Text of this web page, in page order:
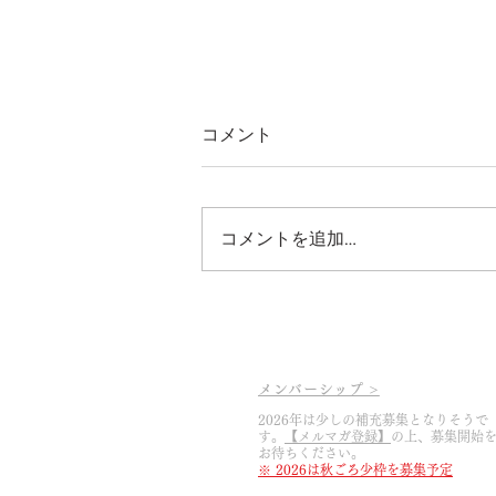
コメント
コメントを追加…
メンバーシップ >
2026年は少しの補充募集となりそうで
す。
【メルマガ登録】 の上 ​、募集開始を
お待ちください。
※ 2026は秋ごろ少枠を募集予定